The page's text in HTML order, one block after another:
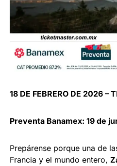
18 DE FEBRERO DE 2026 –
Preventa Banamex: 19 de
Prepárense porque una de
Francia y el mundo entero,